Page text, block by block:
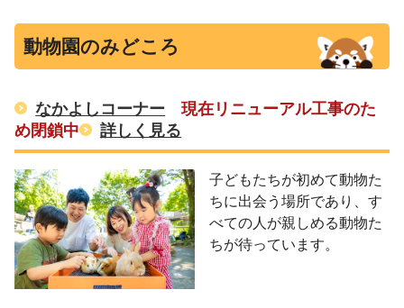
動物園のみどころ
なかよしコーナー
現在リニューアル工事のた
め閉鎖中
詳しく見る
子どもたちが初めて動物た
ちに出会う場所であり、す
べての人が親しめる動物た
ちが待っています。